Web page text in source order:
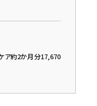
ア約2か月分17,670